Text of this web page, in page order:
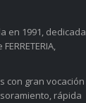
en 1991, dedicada
con gran vocación
rápida